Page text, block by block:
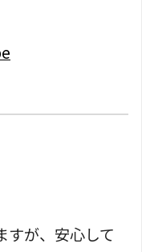
すが、安心して